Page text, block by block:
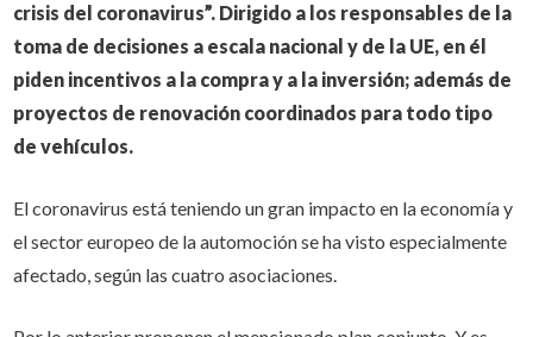
crisis del coronavirus”. Dirigido a los responsables de la
toma de decisiones a escala nacional y de la UE, en él
piden incentivos a la compra y a la inversión; además de
proyectos de renovación coordinados para todo tipo
de vehículos.
El coronavirus está teniendo un gran impacto en la economía y
el sector europeo de la automoción se ha visto especialmente
afectado, según las cuatro asociaciones.